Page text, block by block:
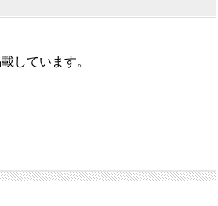
しています。